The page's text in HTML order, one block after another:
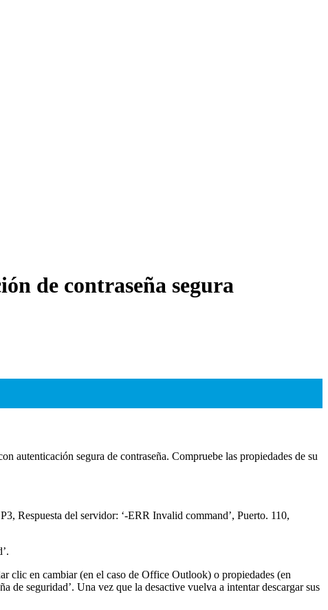
de contraseña segura
autenticación segura de contraseña. Compruebe las propiedades de su
Respuesta del servidor: ‘-ERR Invalid command’, Puerto. 110,
clic en cambiar (en el caso de Office Outlook) o propiedades (en
de seguridad’. Una vez que la desactive vuelva a intentar descargar sus